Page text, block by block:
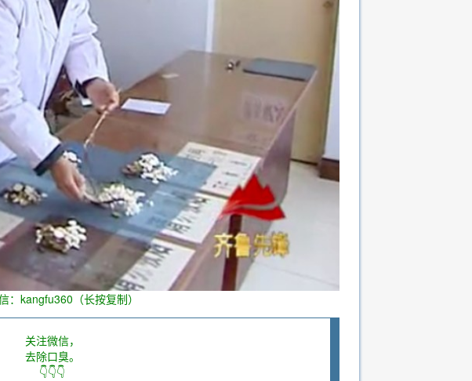
：kangfu360（长按复制）
关注微信，
去除口臭。
👇👇👇